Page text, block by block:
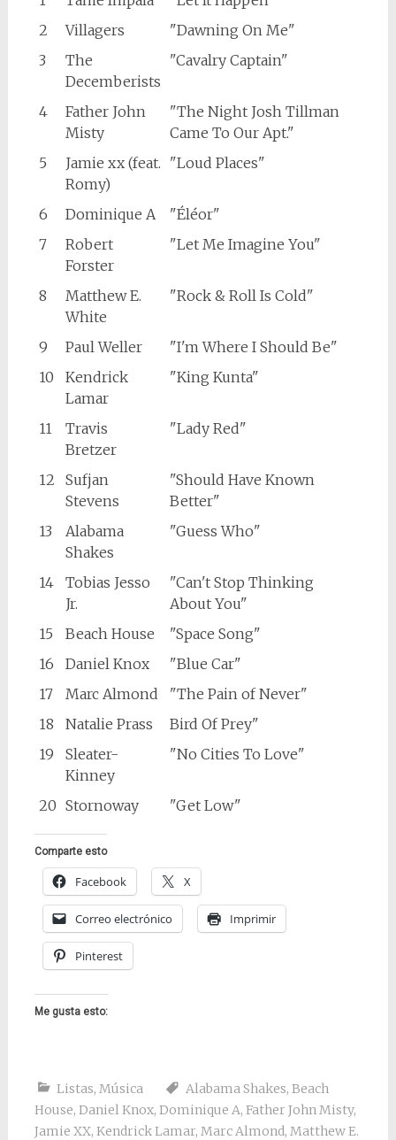
2
Villagers
"Dawning On Me"
3
The
Decemberists
"Cavalry Captain"
4
Father John
Misty
"The Night Josh Tillman
Came To Our Apt."
5
Jamie xx (feat.
Romy)
"Loud Places"
6 Dominique A
"Éléor"
7
Robert
Forster
"Let Me Imagine You"
8
Matthew E.
White
"Rock & Roll Is Cold"
9 Paul Weller
"I'm Where I Should Be"
10
Kendrick
Lamar
"King Kunta"
11
Travis
Bretzer
"Lady Red"
12
Sufjan
Stevens
"Should Have Known
Better"
13
Alabama
Shakes
"Guess Who"
14
Tobias Jesso
Jr.
"Can't Stop Thinking
About You"
15
Beach House
"Space Song"
16
Daniel Knox
"Blue Car"
17
Marc Almond
"The Pain of Never"
18
Natalie Prass
Bird Of Prey"
19
Sleater-
Kinney
"No Cities To Love"
20 Stornoway "Get Low"
Comparte esto
Facebook X
Correo electrónico Imprimir
Pinterest
Me gusta esto:
Listas, Música Alabama Shakes, Beach
House, Daniel Knox, Dominique A, Father John Misty,
Jamie XX, Kendrick Lamar, Marc Almond, Matthew E.